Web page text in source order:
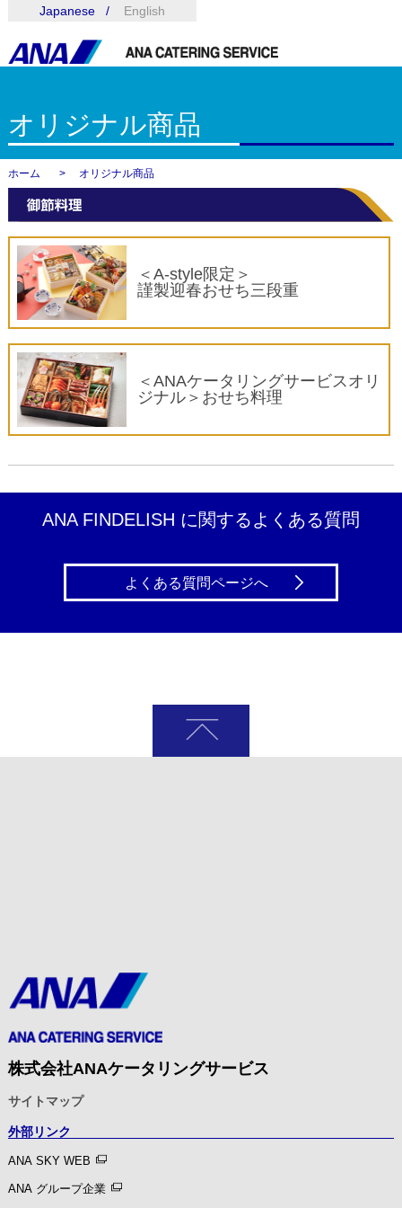
Japanese English
オリジナル商品
ホーム オリジナル商品
＜A-style限定＞
謹製迎春おせち三段重
＜ANAケータリングサービスオリ
ジナル＞おせち料理
ANA FINDELISH に関するよくある質問
よくある質問ページへ
株式会社ANAケータリングサービス
サイトマップ
外部リンク
ANA SKY WEB
ANA グループ企業